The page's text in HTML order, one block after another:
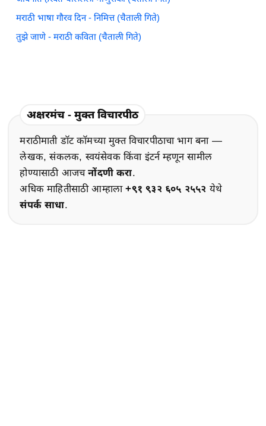
मराठी भाषा गौरव दिन - निमित्त (चैताली गिते)
तुझे जाणे - मराठी कविता (चैताली गिते)
अक्षरमंच - मुक्त विचारपीठ
मराठीमाती डॉट कॉमच्या मुक्त विचारपीठाचा भाग बना —
लेखक, संकलक, स्वयंसेवक किंवा इंटर्न म्हणून सामील
होण्यासाठी आजचनोंदणी करा.
अधिक माहितीसाठी आम्हाला+९१ ९३२ ६०५ २५५२ येथे
संपर्क साधा.